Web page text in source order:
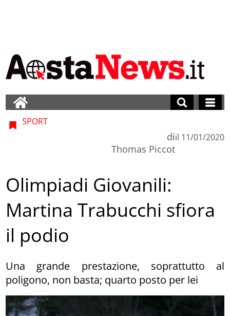
SPORT
di
Thomas Piccot
il 11/01/2020
Olimpiadi Giovanili:
Martina Trabucchi sfiora
il podio
Una grande prestazione, soprattutto al
poligono, non basta; quarto posto per lei